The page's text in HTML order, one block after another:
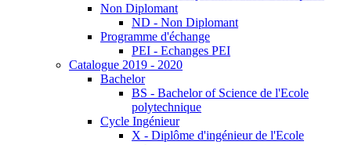
Non Diplomant
ND - Non Diplomant
Programme d'échange
PEI - Echanges PEI
Catalogue 2019 - 2020
Bachelor
BS - Bachelor of Science de l'Ecole
polytechnique
Cycle Ingénieur
X - Diplôme d'ingénieur de l'Ecole